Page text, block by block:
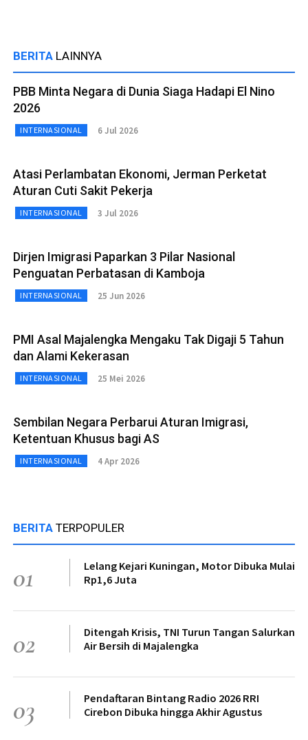
BERITA LAINNYA
PBB Minta Negara di Dunia Siaga Hadapi El Nino
2026
INTERNASIONAL 6 Jul 2026
Atasi Perlambatan Ekonomi, Jerman Perketat
Aturan Cuti Sakit Pekerja
INTERNASIONAL 3 Jul 2026
Dirjen Imigrasi Paparkan 3 Pilar Nasional
Penguatan Perbatasan di Kamboja
INTERNASIONAL 25 Jun 2026
PMI Asal Majalengka Mengaku Tak Digaji 5 Tahun
dan Alami Kekerasan
INTERNASIONAL 25 Mei 2026
Sembilan Negara Perbarui Aturan Imigrasi,
Ketentuan Khusus bagi AS
INTERNASIONAL 4 Apr 2026
BERITA TERPOPULER
01
Lelang Kejari Kuningan, Motor Dibuka Mulai
Rp1,6 Juta
02
Ditengah Krisis, TNI Turun Tangan Salurkan
Air Bersih di Majalengka
03
Pendaftaran Bintang Radio 2026 RRI
Cirebon Dibuka hingga Akhir Agustus